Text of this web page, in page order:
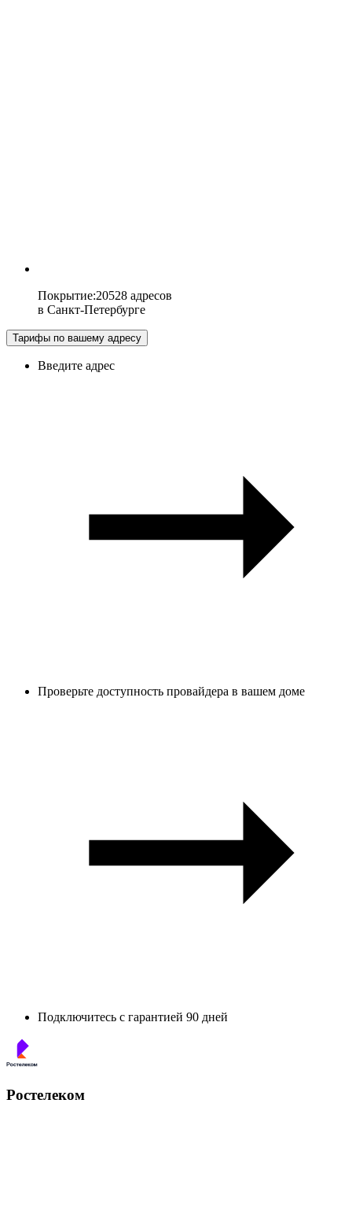
Покрытие:20528 адресов
в Санкт-Петербурге
Тарифы по вашему адресу
Введите адрес
Проверьте доступность провайдера в вашем доме
Подключитесь с гарантией 90 дней
Ростелеком